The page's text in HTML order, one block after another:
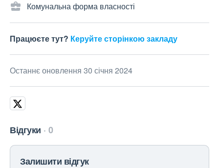
Комунальна форма власності
Працюєте тут? Керуйте сторінкою закладу
Останнє оновлення 30 січня 2024
Відгуки 0
Залишити відгук